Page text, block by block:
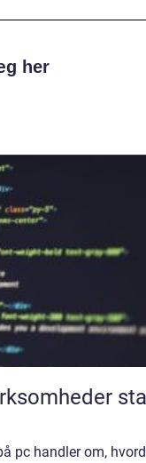
her
pc handler om,